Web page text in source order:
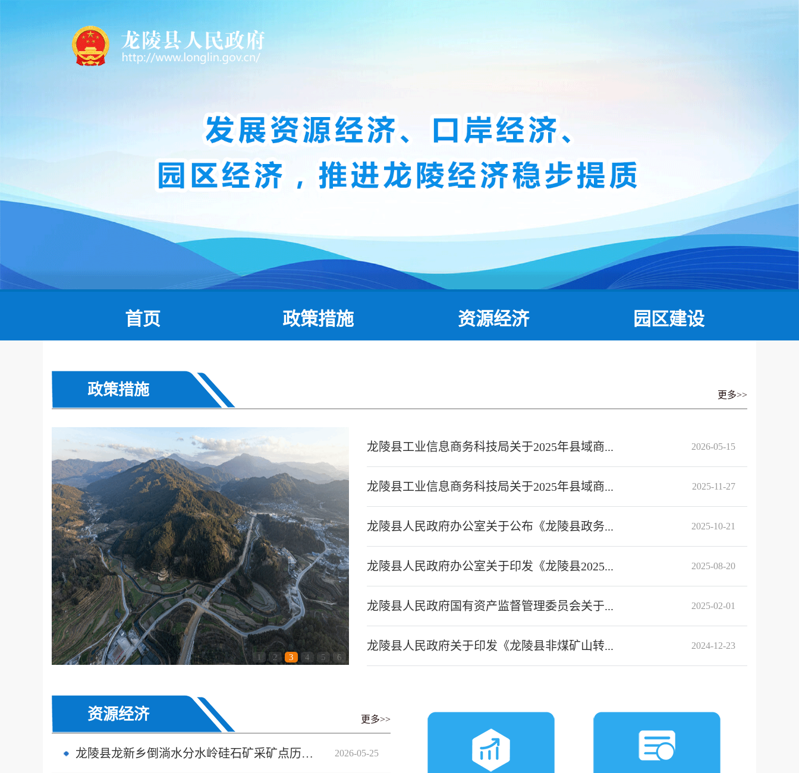
首页 政策措施 资源经济 园区建设
政策措施 更多>>
1 2 3 4 5 6
龙陵县工业信息商务科技局关于2025年县域商... 2026-05-15
龙陵县工业信息商务科技局关于2025年县域商... 2025-11-27
龙陵县人民政府办公室关于公布《龙陵县政务... 2025-10-21
龙陵县人民政府办公室关于印发《龙陵县2025... 2025-08-20
龙陵县人民政府国有资产监督管理委员会关于... 2025-02-01
龙陵县人民政府关于印发《龙陵县非煤矿山转... 2024-12-23
资源经济 更多>>
龙陵县龙新乡倒淌水分水岭硅石矿采矿点历史... 2026-05-25